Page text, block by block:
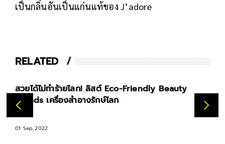
เป็นกลิ่นอันเป็นแก่นแท้ของ J’adore
RELATED
สวยได้ไม่ทำร้ายโลก! ลิสต์ Eco-Friendly Beauty
Brands เครื่องสำอางรักษ์โลก
01 Sep 2022